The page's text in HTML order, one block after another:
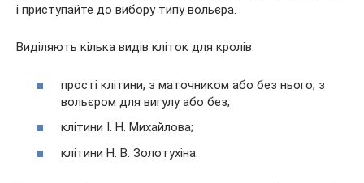
і приступайте до вибору типу вольєра.
Виділяють кілька видів кліток для кролів:
прості клітини, з маточником або без нього; з
вольєром для вигулу або без;
клітини І. Н. Михайлова;
клітини Н. В. Золотухіна.